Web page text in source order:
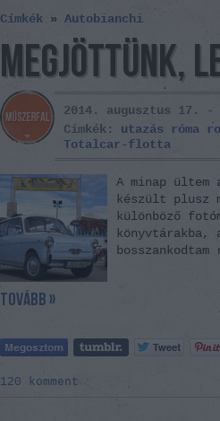
Címkék » Autobianchi
MEGJÖTTÜNK,
2014. augusztus 17. -
Címkék: utazás róma
Totalcar-flotta
A minap
készült plusz
különböző
könyvtárakba,
tovább »
120 komment